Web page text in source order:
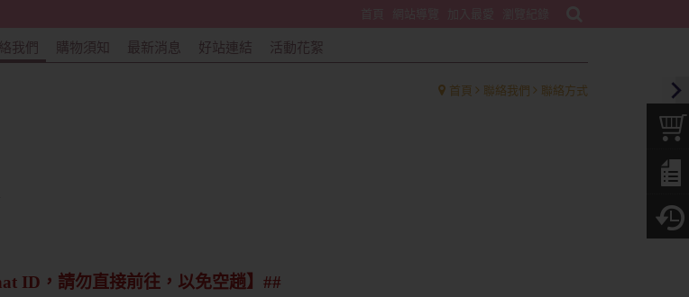
我們 購物須知 最新消息 好站連結 活動花絮
首頁 聯絡我們 聯絡方式
ID，請勿直接前往，以免空趟】##